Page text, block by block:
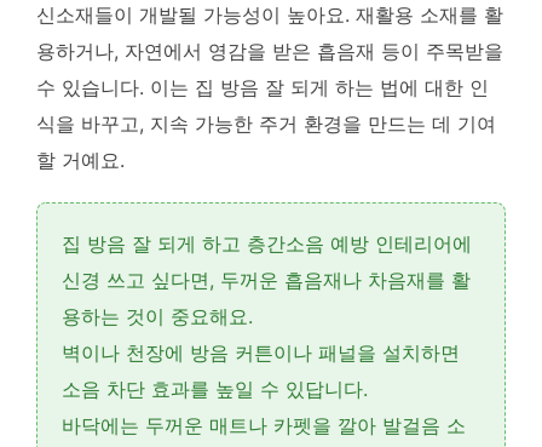
신소재들이 개발될 가능성이 높아요. 재활용 소재를 활
용하거나, 자연에서 영감을 받은 흡음재 등이 주목받을
수 있습니다. 이는 집 방음 잘 되게 하는 법에 대한 인
식을 바꾸고, 지속 가능한 주거 환경을 만드는 데 기여
할 거예요.
집 방음 잘 되게 하고 층간소음 예방 인테리어에
신경 쓰고 싶다면, 두꺼운 흡음재나 차음재를 활
용하는 것이 중요해요.
벽이나 천장에 방음 커튼이나 패널을 설치하면
소음 차단 효과를 높일 수 있답니다.
바닥에는 두꺼운 매트나 카펫을 깔아 발걸음 소